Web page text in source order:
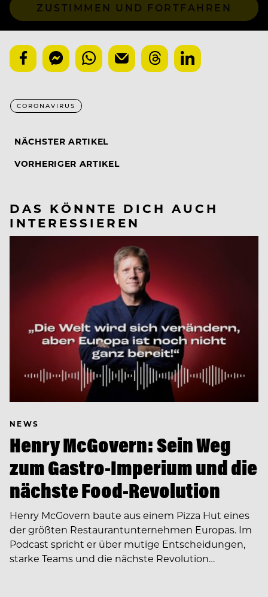
ZUSTIMMEN UND FORTFAHREN
CORONAVIRUS
NÄCHSTER ARTIKEL
VORHERIGER ARTIKEL
DAS KÖNNTE DICH AUCH
INTERESSIEREN
NEWS
Henry McGovern: Sein Weg
zum Gastro-Imperium und die
nächste Food-Revolution
Henry McGovern baute aus einem Pizza Hut eines
der größten Restaurantunternehmen Europas. Im
Podcast spricht er über mutige Entscheidungen,
starke Teams und die nächste Revolution…